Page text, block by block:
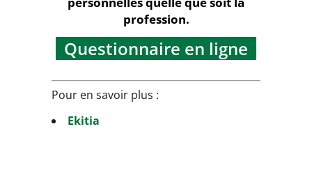
profession.
Questionnaire en ligne
Pour en savoir plus :
Ekitia